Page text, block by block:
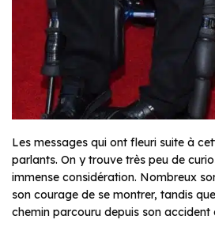
Les messages qui ont fleuri suite à
parlants. On y trouve très peu de
immense considération. Nombreux
son courage de se montrer, tandis
chemin parcouru depuis son accident